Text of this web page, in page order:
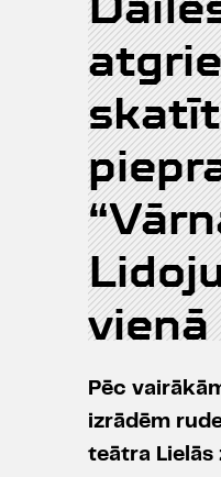
vienā
Pēc
izrādēm
teātra Lielās